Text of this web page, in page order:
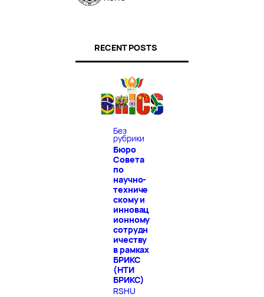
RECENT POSTS
Без
рубрики
Бюро
Совета
по
научно-
техниче
скому и
инновац
ионному
сотрудн
ичеству
в рамках
БРИКС
(НТИ
БРИКС)
RSHU